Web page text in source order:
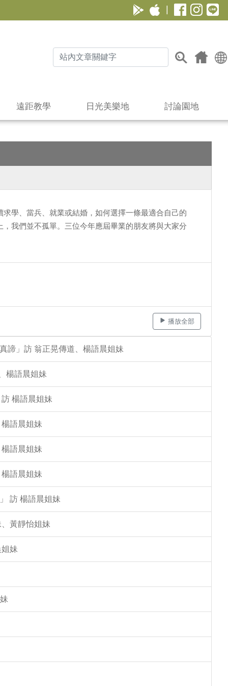
遠距教學 日光美樂地 討論園地
學、當兵、就業或結婚，如何選擇一條最適合自己的
我們並不孤單。三位今年應屆畢業的朋友將與大家分
播放全部
諦」訪 翁正晃傳道、楊語晨姐妹
楊語晨姐妹
楊語晨姐妹
語晨姐妹
語晨姐妹
語晨姐妹
訪 楊語晨姐妹
黃靜怡姐妹
妹